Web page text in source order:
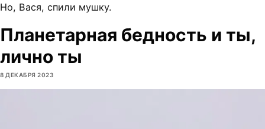
Но, Вася, спили мушку.
Планетарная бедность и ты,
лично ты
8 ДЕКАБРЯ 2023